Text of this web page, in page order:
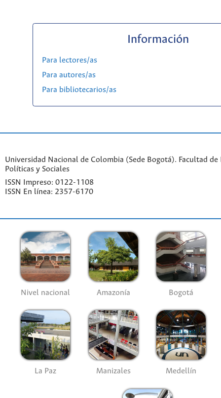
Información
Para lectores/as
Para autores/as
Para bibliotecarios/as
Universidad Nacional de Colombia (Sede Bogotá). Facultad de
Políticas y Sociales
ISSN Impreso: 0122-1108
ISSN En línea: 2357-6170
Nivel nacional Amazonía Bogotá
La Paz Manizales Medellín